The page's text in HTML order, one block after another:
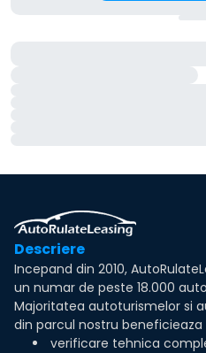
Descriere
Incepand din 2010,
un numar de peste 18.000
Majoritatea autoturismelor si
din parcul nostru
verificare tehnica